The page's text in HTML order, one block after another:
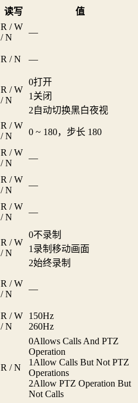
读写
值
R / W
/ N
—
R / N —
R / W
/ N
0打开
1 关闭
2自动切换黑白夜视
R / W
/ N
0 ~ 180，步长 180
R / W
/ N
—
R / W
/ N
—
R / W
/ N
—
R / W
/ N
0不录制
1 录制移动画面
2始终录制
R / W
/ N
—
R / W
/ N
1 50Hz
260Hz
R / N
0Allows Calls And PTZ
Operation
1 Allow Calls But Not PTZ
Operations
2Allow PTZ Operation But
Not Calls